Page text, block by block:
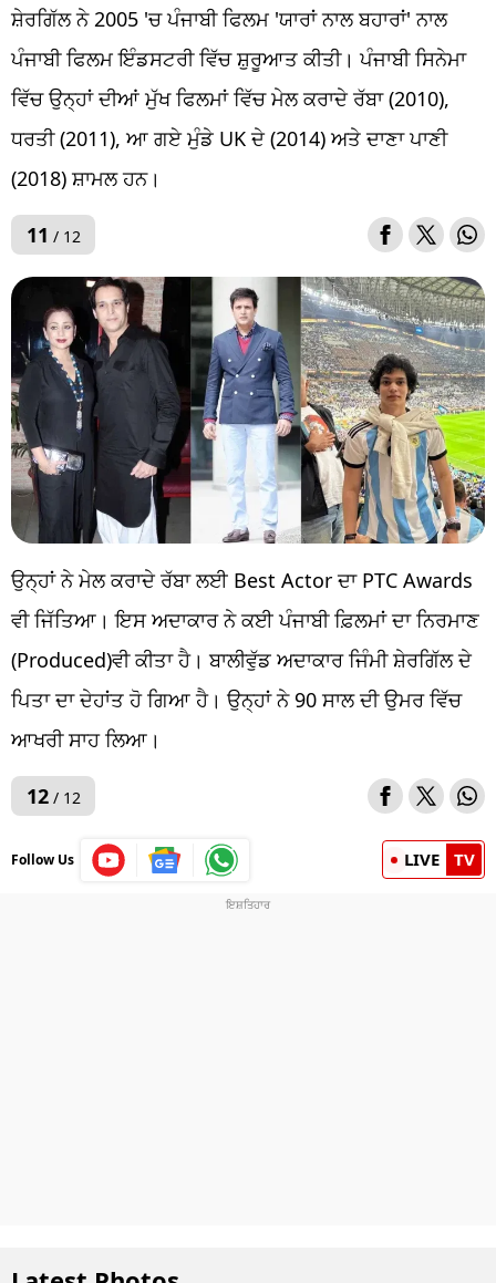
ਸ਼ੇਰਗਿੱਲ ਨੇ 2005 'ਚ ਪੰਜਾਬੀ ਫਿਲਮ 'ਯਾਰਾਂ ਨਾਲ ਬਹਾਰਾਂ' ਨਾਲ
ਪੰਜਾਬੀ ਫਿਲਮ ਇੰਡਸਟਰੀ ਵਿੱਚ ਸ਼ੁਰੂਆਤ ਕੀਤੀ। ਪੰਜਾਬੀ ਸਿਨੇਮਾ
ਵਿੱਚ ਉਨ੍ਹਾਂ ਦੀਆਂ ਮੁੱਖ ਫਿਲਮਾਂ ਵਿੱਚ ਮੇਲ ਕਰਾਦੇ ਰੱਬਾ (2010),
ਧਰਤੀ (2011), ਆ ਗਏ ਮੁੰਡੇ UK ਦੇ (2014) ਅਤੇ ਦਾਣਾ ਪਾਣੀ
(2018) ਸ਼ਾਮਲ ਹਨ।
11 / 12
ਉਨ੍ਹਾਂ ਨੇ ਮੇਲ ਕਰਾਦੇ ਰੱਬਾ ਲਈ Best Actor ਦਾ PTC Awards
ਵੀ ਜਿੱਤਿਆ। ਇਸ ਅਦਾਕਾਰ ਨੇ ਕਈ ਪੰਜਾਬੀ ਫ਼ਿਲਮਾਂ ਦਾ ਨਿਰਮਾਣ
(Produced)ਵੀ ਕੀਤਾ ਹੈ। ਬਾਲੀਵੁੱਡ ਅਦਾਕਾਰ ਜਿੰਮੀ ਸ਼ੇਰਗਿੱਲ ਦੇ
ਪਿਤਾ ਦਾ ਦੇਹਾਂਤ ਹੋ ਗਿਆ ਹੈ। ਉਨ੍ਹਾਂ ਨੇ 90 ਸਾਲ ਦੀ ਉਮਰ ਵਿੱਚ
ਆਖਰੀ ਸਾਹ ਲਿਆ।
12/ 12
Follow Us LIVE TV